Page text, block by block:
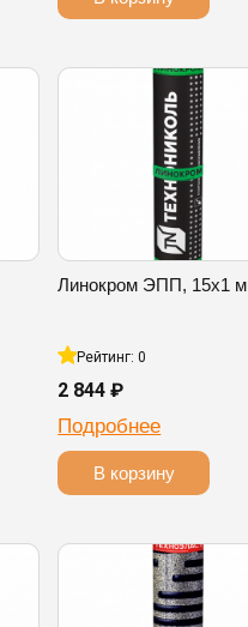
Линокром ЭПП, 15х1 м
Рейтинг: 0
2 844 ₽
Подробнее
В корзину